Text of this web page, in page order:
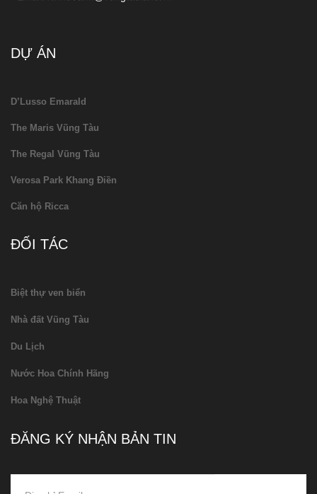
DỰ ÁN
D’Lusso Emarald
The Maris Vũng Tàu
The Regal Vũng Tàu
Verosa Park Khang Điền
Căn hộ Ricca
ĐỐI TÁC
Biệt thự ven biển
Nhà đất Vũng Tàu
Du Lịch
Nước Hoa Chính Hãng
Hoa Nghệ Thuật
ĐĂNG KÝ NHẬN BẢN TIN